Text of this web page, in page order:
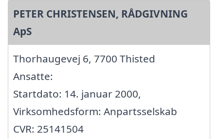
PETER CHRISTENSEN, RÅDGIVNING
ApS
Thorhaugevej 6, 7700 Thisted
Ansatte:
Startdato: 14. januar 2000,
Virksomhedsform: Anpartsselskab
CVR: 25141504